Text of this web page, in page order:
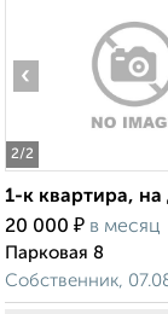
2/2
‹
1-к квартира,
20 000 ₽ в месяц
Парковая 8
Собственник,